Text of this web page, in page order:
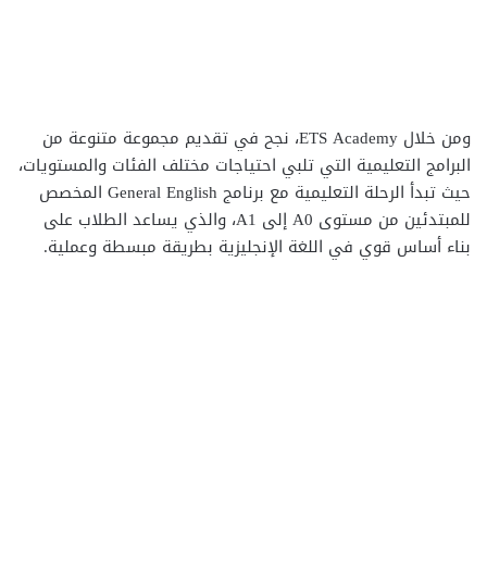
ومن خلال ETS Academy، نجح في تقديم مجموعة متنوعة من
البرامج التعليمية التي تلبي احتياجات مختلف الفئات والمستويات،
حيث تبدأ الرحلة التعليمية مع برنامج General English المخصص
للمبتدئين من مستوى A0 إلى A1، والذي يساعد الطلاب على
بناء أساس قوي في اللغة الإنجليزية بطريقة مبسطة وعملية.